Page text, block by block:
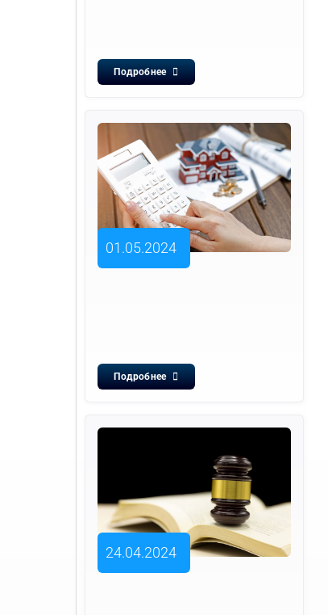
Подробнее
01.05.2024
Подробнее
24.04.2024